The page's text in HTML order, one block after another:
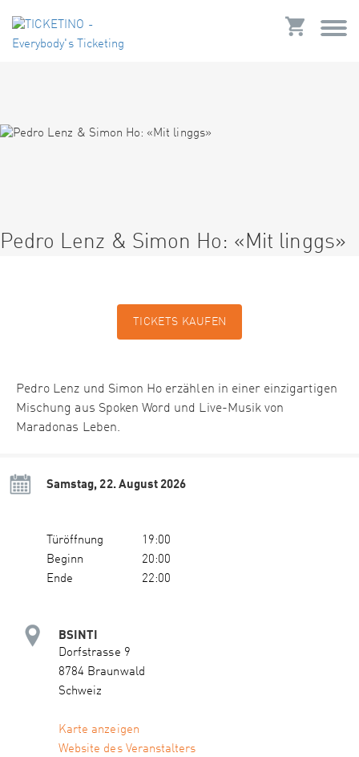
Pedro Lenz & Simon Ho: «Mit linggs»
TICKETS KAUFEN
Pedro Lenz und Simon Ho erzählen in einer einzigartigen
Mischung aus Spoken Word und Live-Musik von
Maradonas Leben.
Samstag, 22. August 2026
Türöffnung
19:00
Beginn
20:00
Ende
22:00
BSINTI
Dorfstrasse 9
8784 Braunwald
Schweiz
Karte anzeigen
Website des Veranstalters